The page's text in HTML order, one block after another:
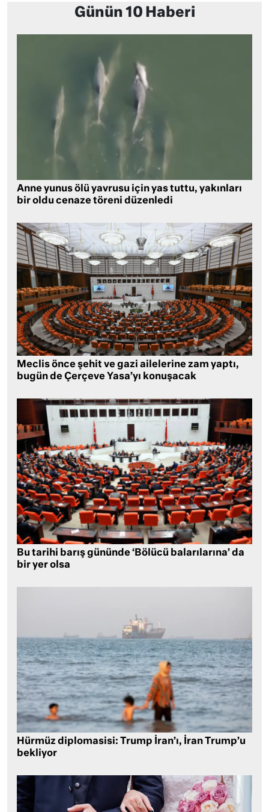
Günün 10 Haberi
Anne yunus ölü yavrusu için yas tuttu, yakınları
bir oldu cenaze töreni düzenledi
Meclis önce şehit ve gazi ailelerine zam yaptı,
bugün de Çerçeve Yasa’yı konuşacak
Bu tarihi barış gününde ‘Bölücü balarılarına’ da
bir yer olsa
Hürmüz diplomasisi: Trump İran’ı, İran Trump’u
bekliyor